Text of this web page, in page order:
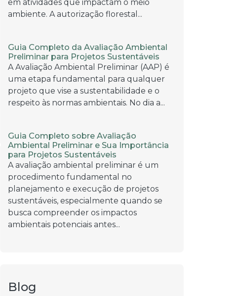
em atividades que impactam o meio
ambiente. A autorização florestal...
Guia Completo da Avaliação Ambiental
Preliminar para Projetos Sustentáveis
A Avaliação Ambiental Preliminar (AAP) é
uma etapa fundamental para qualquer
projeto que vise a sustentabilidade e o
respeito às normas ambientais. No dia a...
Guia Completo sobre Avaliação
Ambiental Preliminar e Sua Importância
para Projetos Sustentáveis
A avaliação ambiental preliminar é um
procedimento fundamental no
planejamento e execução de projetos
sustentáveis, especialmente quando se
busca compreender os impactos
ambientais potenciais antes...
Blog